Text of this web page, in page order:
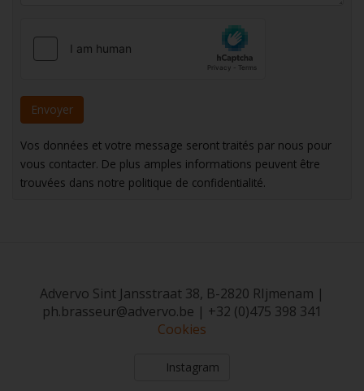
Vos données et votre message seront traités par nous pour
vous contacter. De plus amples informations peuvent être
trouvées dans notre politique de confidentialité.
Advervo Sint Jansstraat 38, B-2820 RIjmenam |
ph.brasseur@advervo.be | +32 (0)475 398 341
Cookies
Instagram